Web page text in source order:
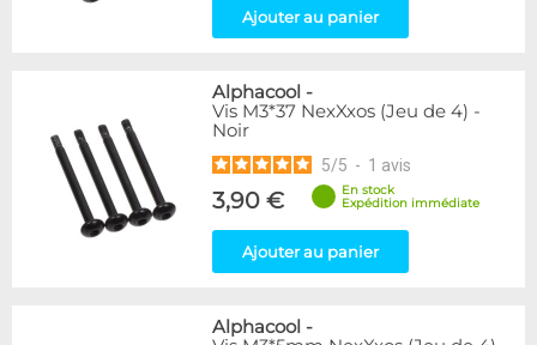
Ajouter au panier
Alphacool -
Vis M3*37 NexXxos (Jeu de 4) -
Noir
5/5 - 1 avis
3,90 €
En stock
Expédition immédiate
Ajouter au panier
Alphacool -